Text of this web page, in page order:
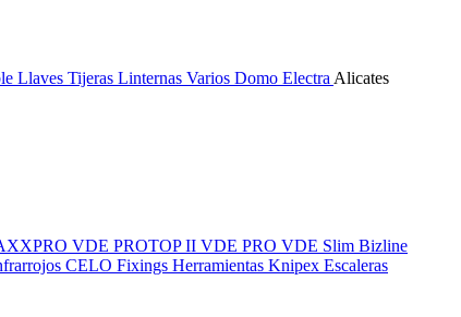
Llaves Tijeras Linternas Varios Domo Electra Alicates
VDE PROTOP II VDE PRO VDE Slim Bizline
CELO Fixings Herramientas Knipex Escaleras